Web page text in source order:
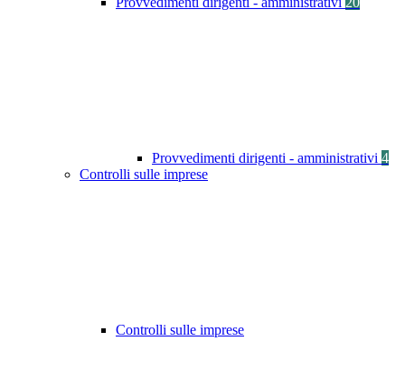
Provvedimenti dirigenti - amministrativi 4
Controlli sulle imprese
Controlli sulle imprese